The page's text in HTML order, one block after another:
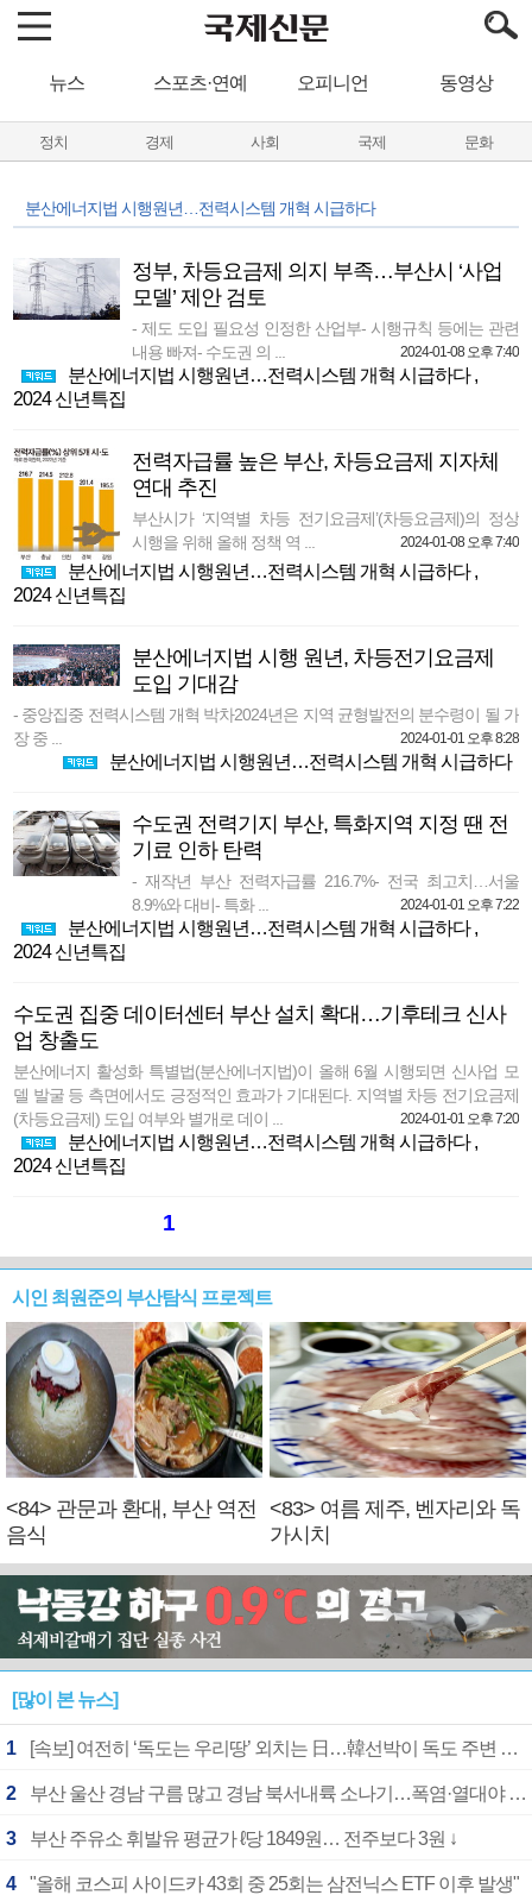
뉴스 스포츠·연예 오피니언 동영상
정치 경제 사회 국제 문화
분산에너지법 시행원년…전력시스템 개혁 시급하다
정부, 차등요금제 의지 부족…부산시 ‘사업
모델’ 제안 검토
- 제도 도입 필요성 인정한 산업부- 시행규칙 등에는 관련
내용 빠져- 수도권 의 ...
2024-01-08 오후 7:40
분산에너지법 시행원년…전력시스템 개혁 시급하다,
2024 신년특집
전력자급률 높은 부산, 차등요금제 지자체
연대 추진
부산시가 ‘지역별 차등 전기요금제’(차등요금제)의 정상
시행을 위해 올해 정책 역 ...
2024-01-08 오후 7:40
분산에너지법 시행원년…전력시스템 개혁 시급하다,
2024 신년특집
분산에너지법 시행 원년, 차등전기요금제
도입 기대감
- 중앙집중 전력시스템 개혁 박차2024년은 지역 균형발전의 분수령이 될 가
장 중 ...
2024-01-01 오후 8:28
분산에너지법 시행원년…전력시스템 개혁 시급하다
수도권 전력기지 부산, 특화지역 지정 땐 전
기료 인하 탄력
- 재작년 부산 전력자급률 216.7%- 전국 최고치…서울
8.9%와 대비- 특화 ...
2024-01-01 오후 7:22
분산에너지법 시행원년…전력시스템 개혁 시급하다,
2024 신년특집
수도권 집중 데이터센터 부산 설치 확대…기후테크 신사
업 창출도
분산에너지 활성화 특별법(분산에너지법)이 올해 6월 시행되면 신사업 모
델 발굴 등 측면에서도 긍정적인 효과가 기대된다. 지역별 차등 전기요금제
(차등요금제) 도입 여부와 별개로 데이 ...
2024-01-01 오후 7:20
분산에너지법 시행원년…전력시스템 개혁 시급하다,
2024 신년특집
1
시인 최원준의 부산탐식 프로젝트
<84> 관문과 환대, 부산 역전
음식
<83> 여름 제주, 벤자리와 독
가시치
[많이 본 뉴스]
1 [속보] 여전히 ‘독도는 우리땅’ 외치는 日…韓선박이 독도 주변 해양조사 활동하자 반발
2 부산 울산 경남 구름 많고 경남 북서내륙 소나기…폭염·열대야 계속
3 부산 주유소 휘발유 평균가 ℓ당 1849원… 전주보다 3원 ↓
4 "올해 코스피 사이드카 43회 중 25회는 삼전닉스 ETF 이후 발생"